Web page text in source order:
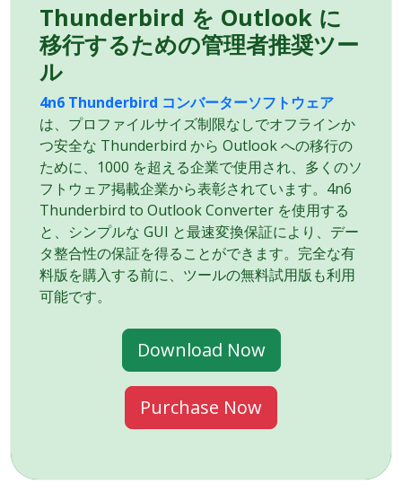
Thunderbird を Outlook に
移行するための管理者推奨ツー
ル
4n6 Thunderbird コンバーターソフトウェア
は、プロファイルサイズ制限なしでオフラインか
つ安全な Thunderbird から Outlook への移行の
ために、1000 を超える企業で使用され、多くのソ
フトウェア掲載企業から表彰されています。4n6
Thunderbird to Outlook Converter を使用する
と、シンプルな GUI と最速変換保証により、デー
タ整合性の保証を得ることができます。完全な有
料版を購入する前に、ツールの無料試用版も利用
可能です。
Download Now
Purchase Now